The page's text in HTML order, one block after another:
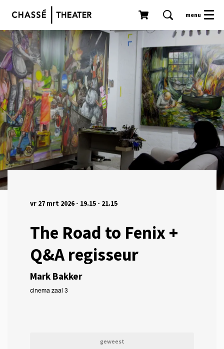
menu
The Road to Fenix +
Q&A regisseur
Mark Bakker
vr 27 mrt 2026 - 19.15 - 21.15
cinema zaal 3
geweest